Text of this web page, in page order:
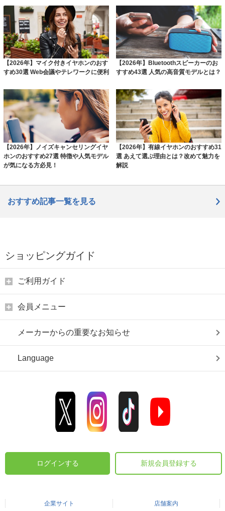
【2026年】マイク付きイヤホンのおす
すめ30選 Web会議やテレワークに便利
【2026年】Bluetoothスピーカーのお
すすめ43選 人気の高音質モデルとは？
【2026年】ノイズキャンセリングイヤ
ホンのおすすめ27選 特徴や人気モデル
が気になる方必見！
【2026年】有線イヤホンのおすすめ31
選 あえて選ぶ理由とは？改めて魅力を
解説
おすすめ記事一覧を見る
ショッピングガイド
ご利用ガイド
会員メニュー
メーカーからの重要なお知らせ
Language
ログインする 新規会員登録する
企業サイト 店舗案内